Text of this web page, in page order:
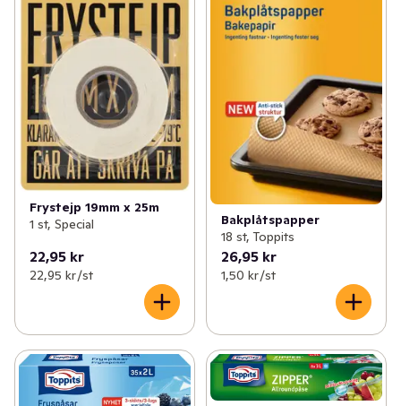
Frystejp 19mm x 25m
1 st, Special
22,95 kr
22,95 kr /st
Bakplåtspapper
18 st, Toppits
26,95 kr
1,50 kr /st